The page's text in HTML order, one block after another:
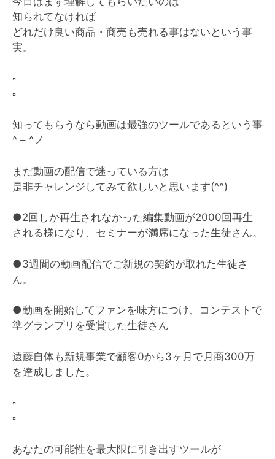
知られてなければ
どれだけ良い商品・商売も売れる事はないという事
実。
▫️
▫️
知ってもらうなら動画は最強のツールであるという事
^ – ^ノ
まだ動画の配信で迷っている方は
是非チャレンジしてみて欲しいと思います(^^)
●2回しか再生されなかった編集動画が2000回再生
される様になり、セミナーが満席になった生徒さん。
●3週間の動画配信でご新規の契約が取れた生徒さ
ん。
●動画を開始してファンを味方につけ、コンテストで
準グランプリを受賞した生徒さん
遠藤自体も新規事業で顧客0から3ヶ月で月商300万
を達成しました。
▫️
▫️
あなたの可能性を最大限に引き出すツールが